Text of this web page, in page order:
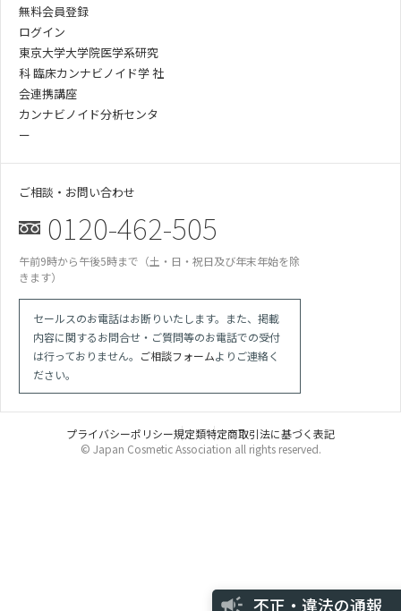
無料会員登録
ログイン
東京大学大学院医学系研究
科 臨床カンナビノイド学 社
会連携講座
カンナビノイド分析センタ
ー
ご相談・お問い合わせ
0120-462-505
午前9時から午後5時まで（土・日・祝日及び年末年始を除
きます）
セールスのお電話はお断りいたします。また、掲載
内容に関するお問合せ・ご質問等のお電話での受付
は行っておりません。 ご相談フォームよりご連絡く
ださい。
プライバシーポリシー規定類特定商取引法に基づく表記
© Japan Cosmetic Association all rights reserved.
不正・違法の通報
で「スキンケア」等の表現を使って